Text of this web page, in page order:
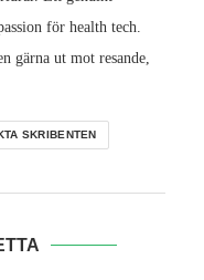
för health tech.
gärna ut mot resande,
SKRIBENTEN